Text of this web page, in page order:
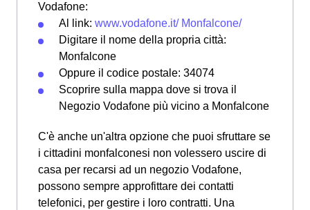
Vodafone:
Al link: www.vodafone.it/ Monfalcone/
Digitare il nome della propria città:
Monfalcone
Oppure il codice postale: 34074
Scoprire sulla mappa dove si trova il
Negozio Vodafone più vicino a Monfalcone
C'è anche un'altra opzione che puoi sfruttare se
i cittadini monfalconesi non volessero uscire di
casa per recarsi ad un negozio Vodafone,
possono sempre approfittare dei contatti
telefonici, per gestire i loro contratti. Una